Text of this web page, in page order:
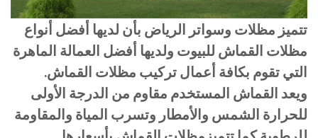
تتميز مظلات وسواتر الرياض بأن لديها أفضل أنواع
مظلات القماش للبيوت ولديها أفضل العمالة الماهرة
التي تقوم بكافة أعمال تركيب مظلات القماش.
ويعد القماش المستخدم مقاوم من الدرجة الأولى
للحرارة الشمس والأمطار وتسرب المياة والمقاومة